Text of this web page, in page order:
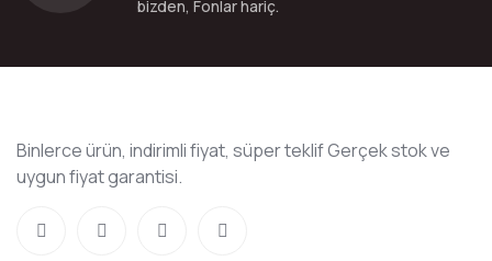
bizden, Fonlar hariç.
Binlerce ürün, indirimli fiyat, süper teklif Gerçek stok ve
uygun fiyat garantisi.